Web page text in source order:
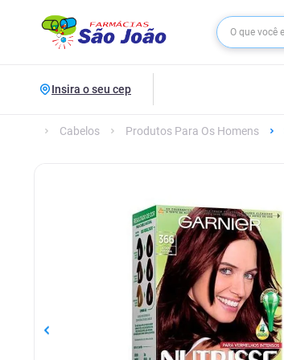
Insira o seu cep
Cabelos Produtos Para Os Homens